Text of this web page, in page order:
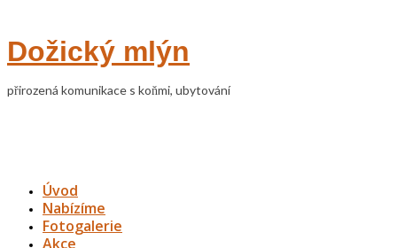
Dožický mlýn
přirozená komunikace s koňmi, ubytování
Úvod
Nabízíme
Fotogalerie
Akce